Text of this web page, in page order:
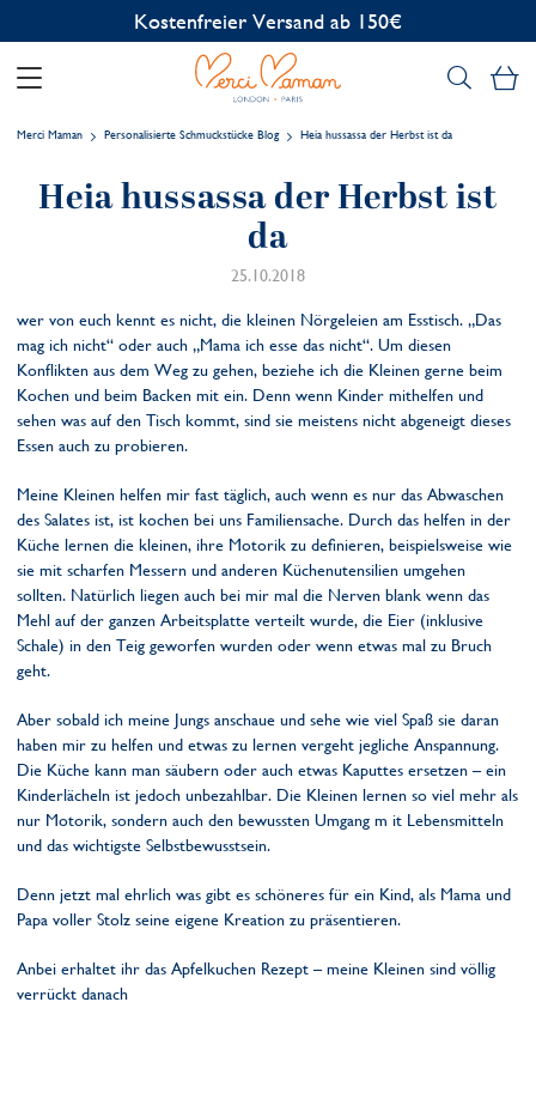
Kostenfreier Versand ab 150€
Merci Maman Personalisierte Schmuckstücke Blog Heia hussassa der Herbst ist da
Heia hussassa der Herbst ist
da
25.10.2018
wer von euch kennt es nicht, die kleinen Nörgeleien am Esstisch. „Das
mag ich nicht“ oder auch „Mama ich esse das nicht“. Um diesen
Konflikten aus dem Weg zu gehen, beziehe ich die Kleinen gerne beim
Kochen und beim Backen mit ein. Denn wenn Kinder mithelfen und
sehen was auf den Tisch kommt, sind sie meistens nicht abgeneigt dieses
Essen auch zu probieren.
Meine Kleinen helfen mir fast täglich, auch wenn es nur das Abwaschen
des Salates ist, ist kochen bei uns Familiensache. Durch das helfen in der
Küche lernen die kleinen, ihre Motorik zu definieren, beispielsweise wie
sie mit scharfen Messern und anderen Küchenutensilien umgehen
sollten. Natürlich liegen auch bei mir mal die Nerven blank wenn das
Mehl auf der ganzen Arbeitsplatte verteilt wurde, die Eier (inklusive
Schale) in den Teig geworfen wurden oder wenn etwas mal zu Bruch
geht.
Aber sobald ich meine Jungs anschaue und sehe wie viel Spaß sie daran
haben mir zu helfen und etwas zu lernen vergeht jegliche Anspannung.
Die Küche kann man säubern oder auch etwas Kaputtes ersetzen – ein
Kinderlächeln ist jedoch unbezahlbar. Die Kleinen lernen so viel mehr als
nur Motorik, sondern auch den bewussten Umgang m it Lebensmitteln
und das wichtigste Selbstbewusstsein.
Denn jetzt mal ehrlich was gibt es schöneres für ein Kind, als Mama und
Papa voller Stolz seine eigene Kreation zu präsentieren.
Anbei erhaltet ihr das Apfelkuchen Rezept – meine Kleinen sind völlig
verrückt danach